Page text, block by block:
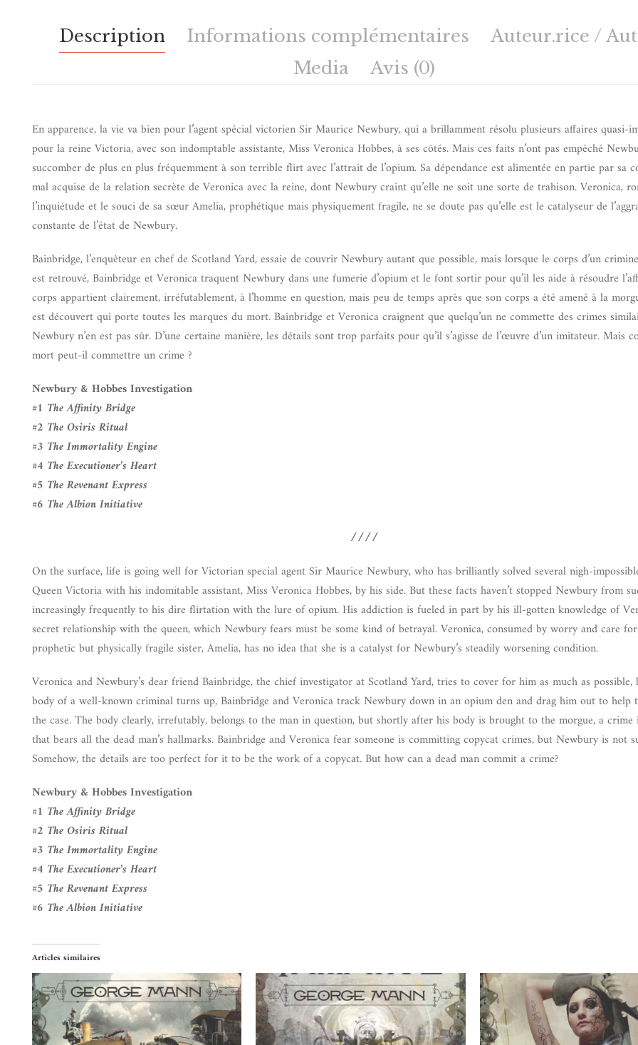
Description Informations complémentaires
Auteur.rice /
Media
Avis (0)
En apparence, la vie va bien pour l’agent spécial victorien Sir Maurice Newbury, qui a brillamment résolu plusieurs affaires quasi-
pour la reine Victoria, avec son indomptable assistante, Miss Veronica Hobbes, à ses côtés. Mais ces faits n’ont pas empêché
succomber de plus en plus fréquemment à son terrible flirt avec l’attrait de l’opium. Sa dépendance est alimentée en partie par sa
mal acquise de la relation secrète de Veronica avec la reine, dont Newbury craint qu’elle ne soit une sorte de trahison. Veronica,
l’inquiétude et le souci de sa sœur Amelia, prophétique mais physiquement fragile, ne se doute pas qu’elle est le catalyseur de
constante de l’état de Newbury.
Bainbridge, l’enquêteur en chef de Scotland Yard, essaie de couvrir Newbury autant que possible, mais lorsque le corps d’un
est retrouvé, Bainbridge et Veronica traquent Newbury dans une fumerie d’opium et le font sortir pour qu’il les aide à résoudre
corps appartient clairement, irréfutablement, à l’homme en question, mais peu de temps après que son corps a été amené à la
est découvert qui porte toutes les marques du mort. Bainbridge et Veronica craignent que quelqu’un ne commette des crimes
Newbury n’en est pas sûr. D’une certaine manière, les détails sont trop parfaits pour qu’il s’agisse de l’œuvre d’un imitateur. Mais
mort peut-il commettre un crime ?
Newbury & Hobbes Investigation
#1 The Affinity Bridge
#2 The Osiris Ritual
#3 The Immortality Engine
#4 The Executioner’s Heart
#5 The Revenant Express
#6 The Albion Initiative
////
On the surface, life is going well for Victorian special agent Sir Maurice Newbury, who has brilliantly solved several nigh-
Queen Victoria with his indomitable assistant, Miss Veronica Hobbes, by his side. But these facts haven’t stopped Newbury from
increasingly frequently to his dire flirtation with the lure of opium. His addiction is fueled in part by his ill-gotten knowledge of
secret relationship with the queen, which Newbury fears must be some kind of betrayal. Veronica, consumed by worry and care
prophetic but physically fragile sister, Amelia, has no idea that she is a catalyst for Newbury’s steadily worsening condition.
Veronica and Newbury’s dear friend Bainbridge, the chief investigator at Scotland Yard, tries to cover for him as much as
body of a well-known criminal turns up, Bainbridge and Veronica track Newbury down in an opium den and drag him out to help
the case. The body clearly, irrefutably, belongs to the man in question, but shortly after his body is brought to the morgue, a crime
that bears all the dead man’s hallmarks. Bainbridge and Veronica fear someone is committing copycat crimes, but Newbury is not
Somehow, the details are too perfect for it to be the work of a copycat. But how can a dead man commit a crime?
Newbury & Hobbes Investigation
#1 The Affinity Bridge
#2 The Osiris Ritual
#3 The Immortality Engine
#4 The Executioner’s Heart
#5 The Revenant Express
#6 The Albion Initiative
Articles similaires